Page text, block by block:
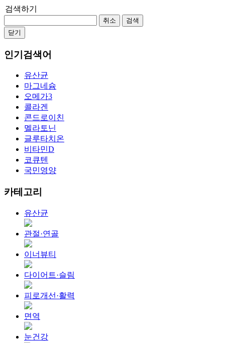
검색하기
취소
검색
닫기
인기검색어
유산균
마그네슘
오메가3
콜라겐
콘드로이친
멜라토닌
글루타치온
비타민D
코큐텐
국민영양
카테고리
유산균
관절·연골
이너뷰티
다이어트·슬림
피로개선·활력
면역
눈건강